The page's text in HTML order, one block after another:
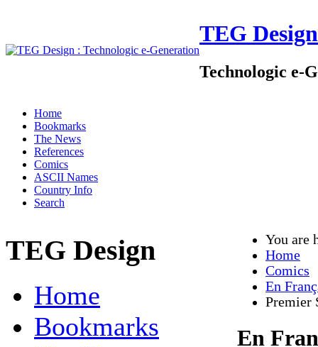
TEG Design
Technologic e-
Home
Bookmarks
The News
References
Comics
ASCII Names
Country Info
Search
TEG Design
Home
Bookmarks
You are
Home
Comics
En
Premier
En